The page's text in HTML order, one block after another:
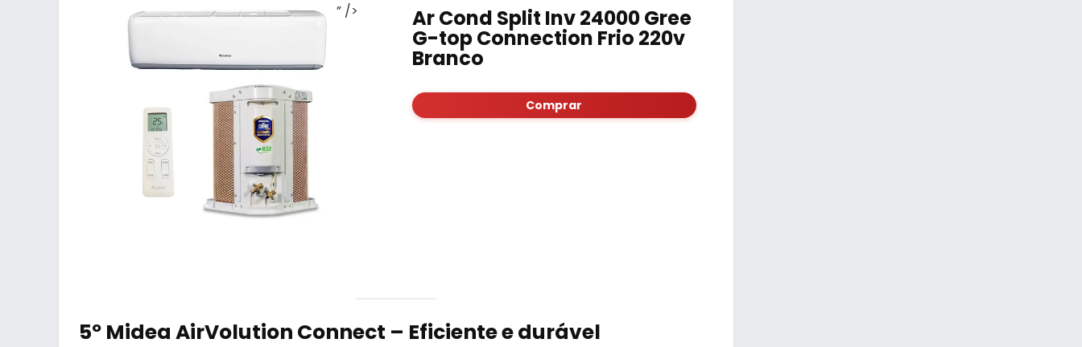
” /> Ar Cond Split Inv 24000 Gree
G-top Connection Frio 220v
Branco
Comprar
5º Midea AirVolution Connect – Eficiente e durável